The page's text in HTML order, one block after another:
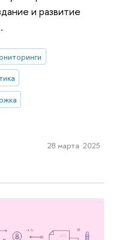
и развитие
28 марта 2025